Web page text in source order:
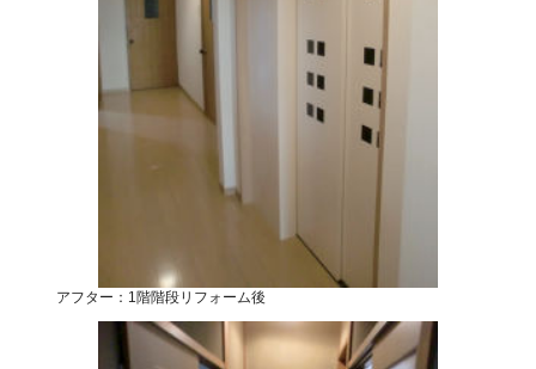
アフター：1階階段リフォーム後